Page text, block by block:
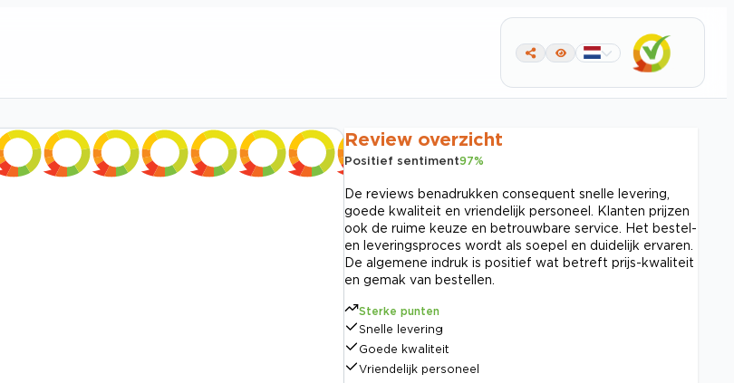
Review overzicht
Positief sentiment97%
De reviews benadrukken consequent snelle levering,
goede kwaliteit en vriendelijk personeel. Klanten prijzen
ook de ruime keuze en betrouwbare service. Het bestel-
en leveringsproces wordt als soepel en duidelijk ervaren.
De algemene indruk is positief wat betreft prijs-kwaliteit
en gemak van bestellen.
Sterke punten
Snelle levering
Goede kwaliteit
Vriendelijk personeel